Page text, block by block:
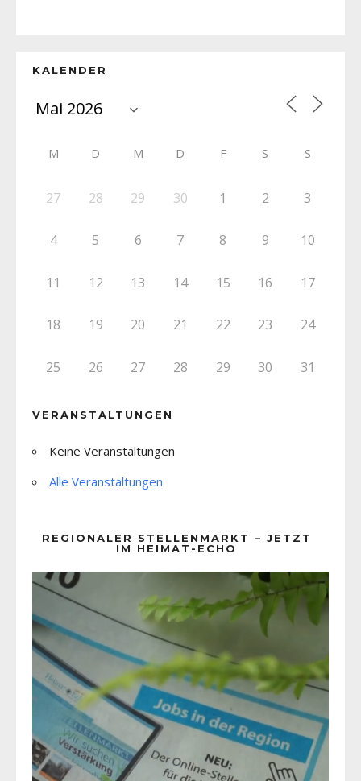
KALENDER
M D M D F S S
27 28 29 30 1 2 3
4 5 6 7 8 9 10
11 12 13 14 15 16 17
18 19 20 21 22 23 24
25 26 27 28 29 30 31
VERANSTALTUNGEN
Keine Veranstaltungen
Alle Veranstaltungen
REGIONALER STELLENMARKT – JETZT
IM HEIMAT-ECHO
Player